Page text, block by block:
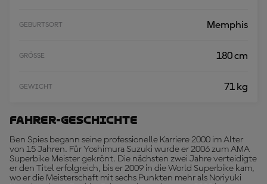
GEBURTSORT Memphis
GRÖSSE 180 cm
GEWICHT 71 kg
Fahrer-Geschichte
Ben Spies begann seine professionelle Karriere 2000 im Alter
von 15 Jahren. Für Yoshimura Suzuki wurde er 2006 zum AMA
Superbike Meister gekrönt. Die nächsten zwei Jahre verteidigte
er den Titel erfolgreich, bis er 2009 in die World Superbike kam,
wo er die Meisterschaft mit sechs Punkten mehr als Noriyuki